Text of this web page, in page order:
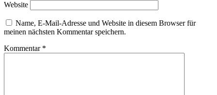
Website
Name, E-Mail-Adresse und Website in diesem Browser für
meinen nächsten Kommentar speichern.
Kommentar *